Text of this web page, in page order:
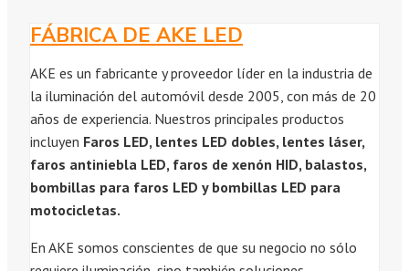
FÁBRICA DE AKE LED
AKE es un fabricante y proveedor líder en la industria de
la iluminación del automóvil desde 2005, con más de 20
años de experiencia. Nuestros principales productos
incluyen Faros LED, lentes LED dobles, lentes láser,
faros antiniebla LED, faros de xenón HID, balastos,
bombillas para faros LED y bombillas LED para
motocicletas.
En AKE somos conscientes de que su negocio no sólo